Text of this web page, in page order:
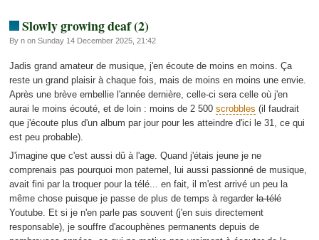
Slowly growing deaf (2)
By n on Sunday 14 December 2025, 21:42
Jadis grand amateur de musique, j'en écoute de moins en moins. Ça
reste un grand plaisir à chaque fois, mais de moins en moins une envie.
Après une brève embellie l'année dernière, celle-ci sera celle où j'en
aurai le moins écouté, et de loin : moins de 2 500 scrobbles (il faudrait
que j'écoute plus d'un album par jour pour les atteindre d'ici le 31, ce qui
est peu probable).
J'imagine que c'est aussi dû à l'age. Quand j'étais jeune je ne
comprenais pas pourquoi mon paternel, lui aussi passionné de musique,
avait fini par la troquer pour la télé... en fait, il m'est arrivé un peu la
même chose puisque je passe de plus de temps à regarderla télé
Youtube. Et si je n'en parle pas souvent (j'en suis directement
responsable), je souffre d'acouphènes permanents depuis de